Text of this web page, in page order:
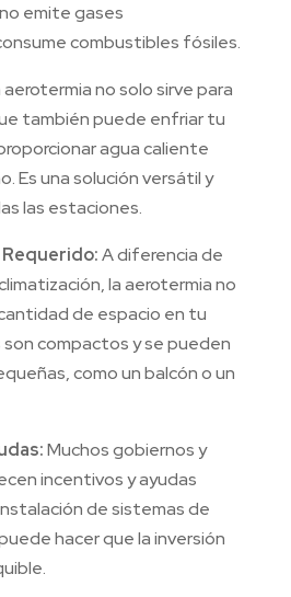
emite gases
combustibles fósiles.
aerotermia no solo sirve para
también puede enfriar tu
agua caliente
Es una solución versátil y
las estaciones.
A diferencia de
la aerotermia no
de espacio en tu
compactos y se pueden
como un balcón o un
Muchos gobiernos y
incentivos y ayudas
de sistemas de
hacer que la inversión